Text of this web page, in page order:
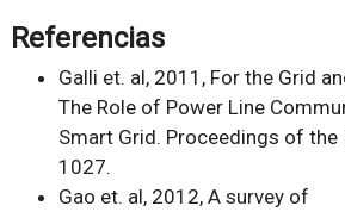
Referencias
Galli et. al, 2011, For the Grid
The Role of Power Line
Smart Grid. Proceedings of the
1027.
Gao et. al, 2012, A survey of